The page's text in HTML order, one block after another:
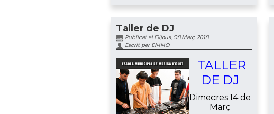
Taller de DJ
Publicat el Dijous, 08 Març 2018
Escrit per EMMO
TALLER
DE DJ
Dimecres 14 de
Març